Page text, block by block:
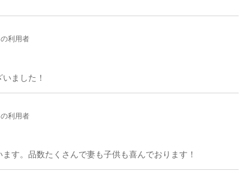
利用者
ました！
利用者
す。品数たくさんで妻も子供も喜んでおります！